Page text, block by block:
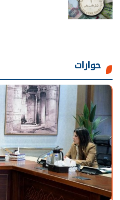
حوارات